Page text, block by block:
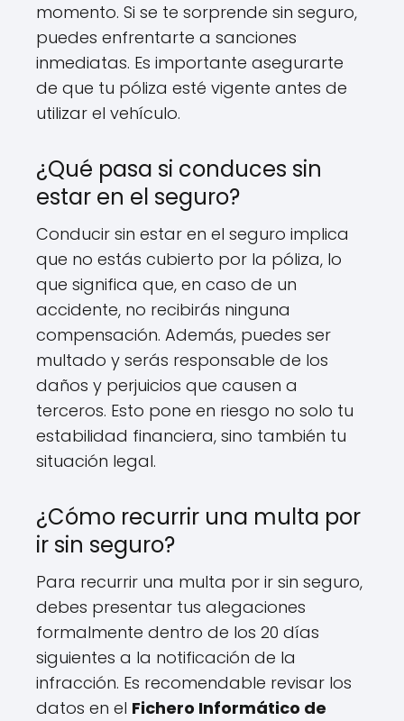
momento. Si se te sorprende sin seguro,
puedes enfrentarte a sanciones
inmediatas. Es importante asegurarte
de que tu póliza esté vigente antes de
utilizar el vehículo.
¿Qué pasa si conduces sin
estar en el seguro?
Conducir sin estar en el seguro implica
que no estás cubierto por la póliza, lo
que significa que, en caso de un
accidente, no recibirás ninguna
compensación. Además, puedes ser
multado y serás responsable de los
daños y perjuicios que causen a
terceros. Esto pone en riesgo no solo tu
estabilidad financiera, sino también tu
situación legal.
¿Cómo recurrir una multa por
ir sin seguro?
Para recurrir una multa por ir sin seguro,
debes presentar tus alegaciones
formalmente dentro de los 20 días
siguientes a la notificación de la
infracción. Es recomendable revisar los
datos en el Fichero Informático de